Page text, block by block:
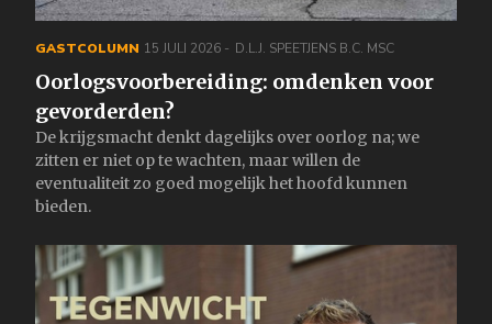
GASTCOLUMN 15 JULI 2026 D.L.J. SPEETJENS B.C. MSC
Oorlogsvoorbereiding: omdenken voor
gevorderden?
De krijgsmacht denkt dagelijks over oorlog na; we
zitten er niet op te wachten, maar willen de
eventualiteit zo goed mogelijk het hoofd kunnen
bieden.